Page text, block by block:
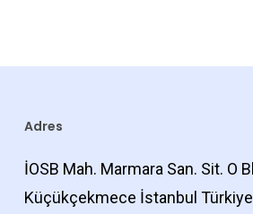
Adres
İOSB Mah. Marmara San. Sit. O
Küçükçekmece İstanbul